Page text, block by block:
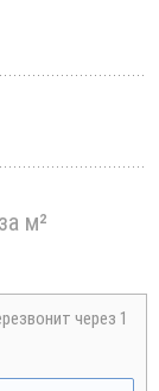
м²
через 1